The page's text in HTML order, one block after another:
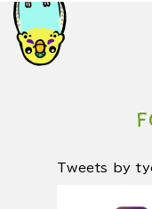
Tweets by